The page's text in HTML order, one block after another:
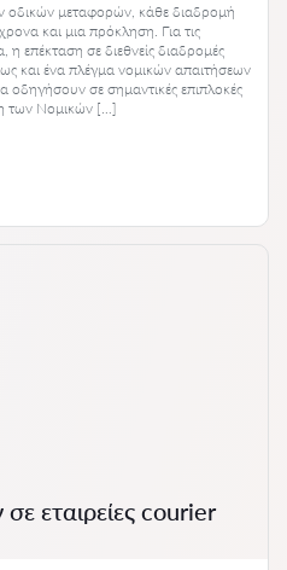
οδικών μεταφορών, κάθε διαδρομή
και μια πρόκληση. Για τις
η επέκταση σε διεθνείς διαδρομές
και ένα πλέγμα νομικών απαιτήσεων
σε σημαντικές επιπλοκές
των Νομικών […]
εταιρείες courier